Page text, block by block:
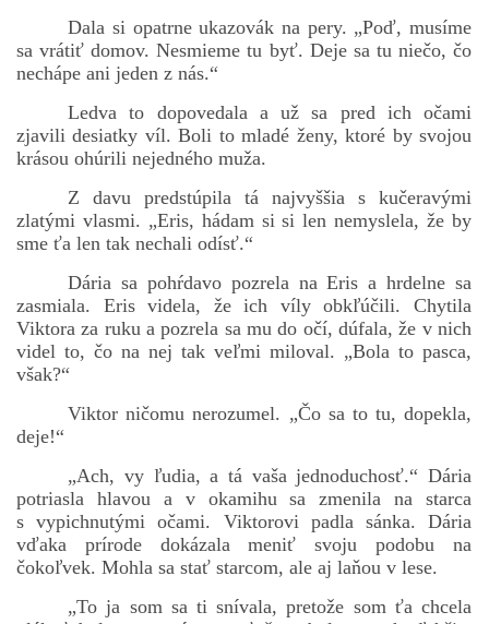
Dala si opatrne ukazovák na pery. „Poď, musíme
sa vrátiť domov. Nesmieme tu byť. Deje sa tu niečo, čo
nechápe ani jeden z nás.“
Ledva to dopovedala a už sa pred ich očami
zjavili desiatky víl. Boli to mladé ženy, ktoré by svojou
krásou ohúrili nejedného muža.
Z davu predstúpila tá najvyššia s kučeravými
zlatými vlasmi. „Eris, hádam si si len nemyslela, že by
sme ťa len tak nechali odísť.“
Dária sa pohŕdavo pozrela na Eris a hrdelne sa
zasmiala. Eris videla, že ich víly obkľúčili. Chytila
Viktora za ruku a pozrela sa mu do očí, dúfala, že v nich
videl to, čo na nej tak veľmi miloval. „Bola to pasca,
však?“
Viktor ničomu nerozumel. „Čo sa to tu, dopekla,
deje!“
„Ach, vy ľudia, a tá vaša jednoduchosť.“ Dária
potriasla hlavou a v okamihu sa zmenila na starca
s vypichnutými očami. Viktorovi padla sánka. Dária
vďaka prírode dokázala meniť svoju podobu na
čokoľvek. Mohla sa stať starcom, ale aj laňou v lese.
„To ja som sa ti snívala, pretože som ťa chcela